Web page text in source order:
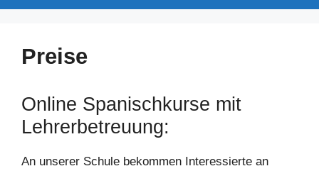
Preise
Online Spanischkurse mit
Lehrerbetreuung:
An unserer Schule bekommen Interessierte an